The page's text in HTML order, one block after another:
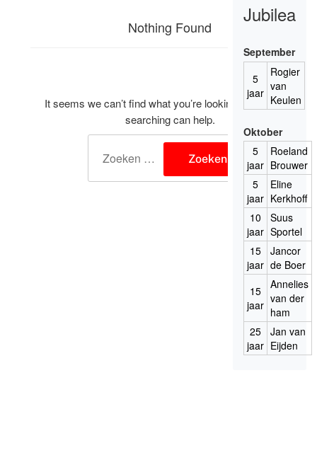
Nothing Found
It seems we can’t find what you’re looking for. Perhaps
searching can help.
naar:
Jubilea
September
5
jaar
Rogier
van
Keulen
Oktober
5
jaar
Roeland
Brouwer
5
jaar
Eline
Kerkhoff
10
jaar
Suus
Sportel
15
jaar
Jancor
de Boer
15
jaar
Annelies
van der
ham
25
jaar
Jan van
Eijden